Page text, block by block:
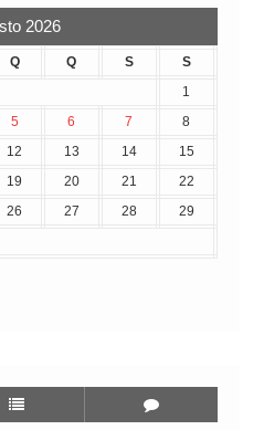
2026
Q Q S
S
1
5 6 7
8
12 13 14
15
19 20 21
22
26 27 28
29